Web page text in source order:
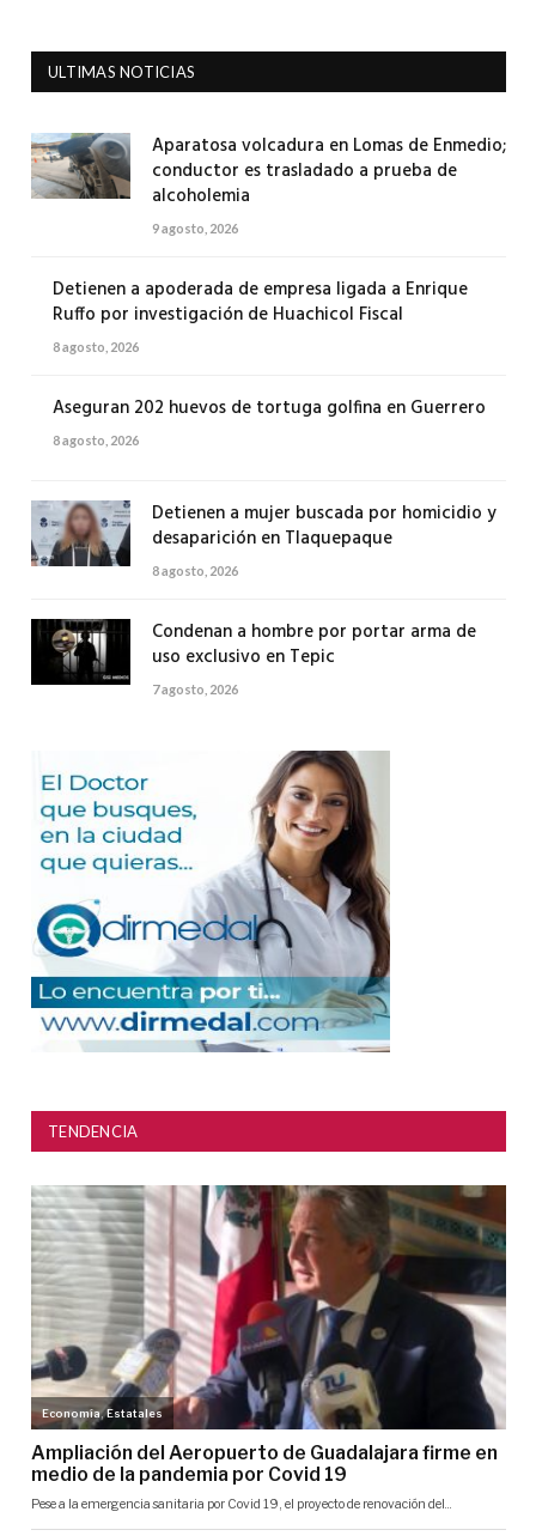
ULTIMAS NOTICIAS
Aparatosa volcadura en Lomas de Enmedio;
conductor es trasladado a prueba de
alcoholemia
9 agosto, 2026
Detienen a apoderada de empresa ligada a Enrique
Ruffo por investigación de Huachicol Fiscal
8 agosto, 2026
Aseguran 202 huevos de tortuga golfina en Guerrero
8 agosto, 2026
Detienen a mujer buscada por homicidio y
desaparición en Tlaquepaque
8 agosto, 2026
Condenan a hombre por portar arma de
uso exclusivo en Tepic
7 agosto, 2026
TENDENCIA